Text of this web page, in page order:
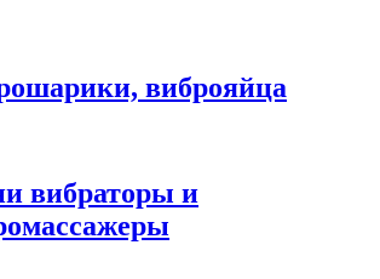
виброяйца
вибраторы и